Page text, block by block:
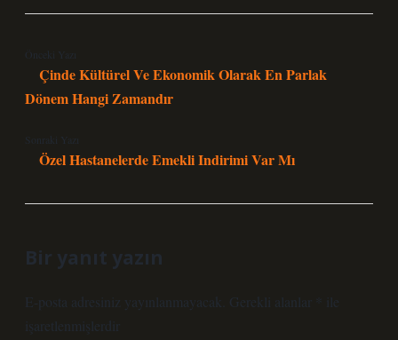
Önceki Yazı
Çinde Kültürel Ve Ekonomik Olarak En Parlak
Dönem Hangi Zamandır
Sonraki Yazı
Özel Hastanelerde Emekli Indirimi Var Mı
Bir yanıt yazın
E-posta adresiniz yayınlanmayacak. Gerekli alanlar
ile
işaretlenmişlerdir